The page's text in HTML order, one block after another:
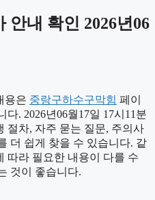
안내 확인 2026년06
용은 중랑구하수구막힘 페이
. 2026년06월17일 17시11분
절차, 자주 묻는 질문, 주의사
더 쉽게 찾을 수 있습니다. 같
따라 필요한 내용이 다를 수
것이 좋습니다.